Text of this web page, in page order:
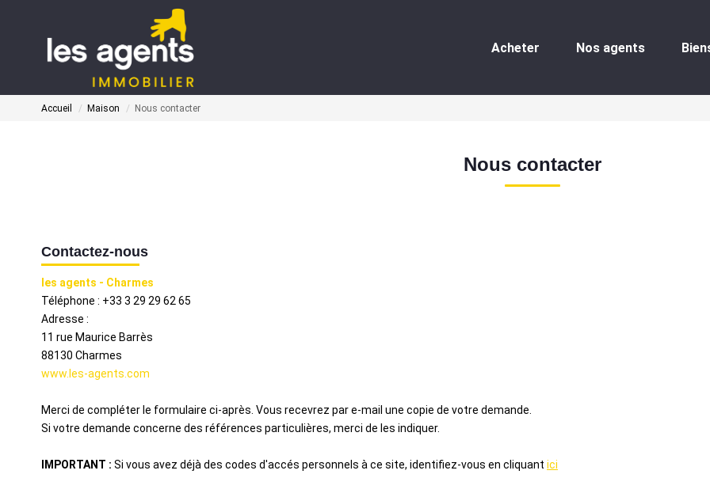
Acheter Nos agents
Accueil Maison Nous contacter
Nous contacter
Contactez-nous
les agents - Charmes
Téléphone : +33 3 29 29 62 65
Adresse :
11 rue Maurice Barrès
88130 Charmes
www.les-agents.com
Merci de compléter le formulaire ci-après. Vous recevrez par e-mail une copie de votre demande.
Si votre demande concerne des références particulières, merci de les indiquer.
IMPORTANT : Si vous avez déjà des codes d'accés personnels à ce site, identifiez-vous en cliquant ici